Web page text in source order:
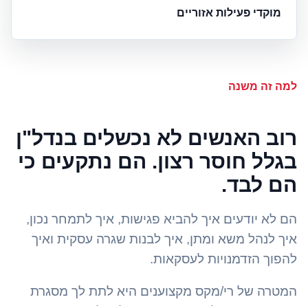
מוקדי פעילות אזוריים
למה זה משנה
רוב האנשים לא נכשלים בנדל"ן
בגלל חוסר רצון. הם נתקעים כי
הם לבד.
הם לא יודעים איך להביא פגישות, איך לתמחר נכון,
איך לנהל משא ומתן, איך לבנות שגרה עסקית ואיך
להפוך הזדמנויות לעסקאות.
המטרה של רי/מקס מקצוענים היא לתת לך מסגרת